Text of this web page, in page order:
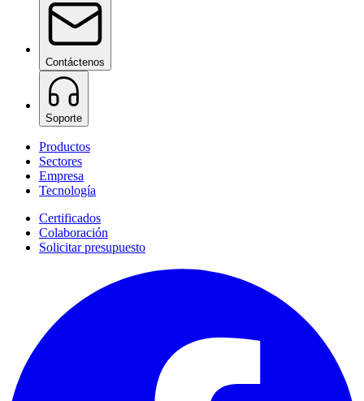
Contáctenos
Soporte
Productos
Sectores
Empresa
Tecnología
Certificados
Colaboración
Solicitar presupuesto